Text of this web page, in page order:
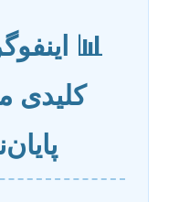
📊
کلیدی